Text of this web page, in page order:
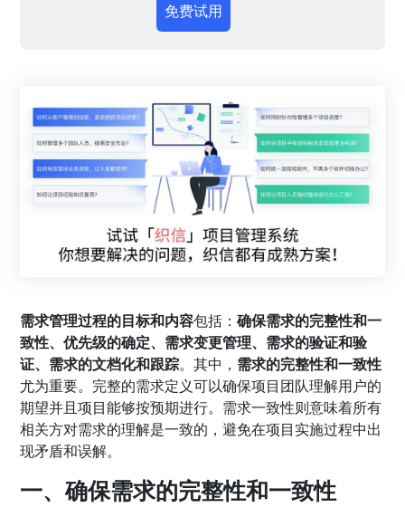
免费试用
需求管理过程的目标和内容包括：确保需求的完整性和一
致性、优先级的确定、需求变更管理、需求的验证和验
证、需求的文档化和跟踪。其中， 需求的完整性和一致性
尤为重要。完整的需求定义可以确保项目团队理解用户的
期望并且项目能够按预期进行。需求一致性则意味着所有
相关方对需求的理解是一致的，避免在项目实施过程中出
现矛盾和误解。
一、确保需求的完整性和一致性